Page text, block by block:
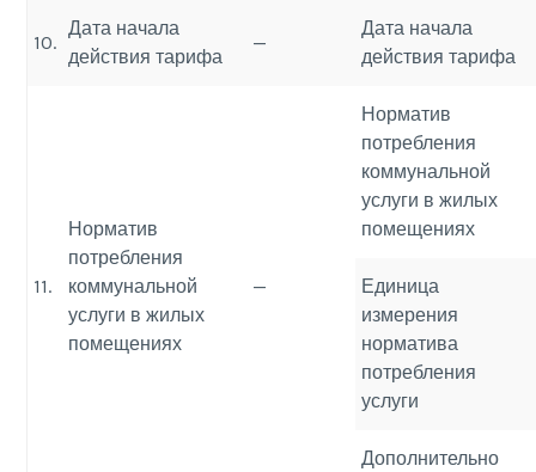
10.
Дата начала
действия тарифа
—
Дата начала
действия тарифа
11.
Норматив
потребления
коммунальной
услуги в жилых
помещениях
—
Норматив
потребления
коммунальной
услуги в жилых
помещениях
Единица
измерения
норматива
потребления
услуги
Дополнительно